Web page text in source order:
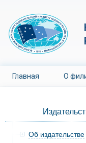
Главная О
Об издательстве